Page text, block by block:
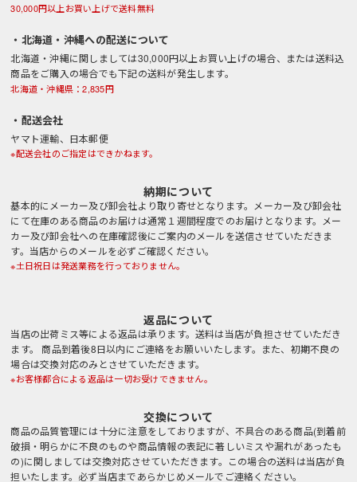
30,000円以上お買い上げで送料無料
・北海道・沖縄への配送について
北海道・沖縄に関しましては30,000円以上お買い上げの場合、または送料込
商品をご購入の場合でも下記の送料が発生します。
北海道・沖縄県：2,835円
・配送会社
ヤマト運輸、日本郵便
※配送会社のご指定はできかねます。
納期について
基本的にメーカー及び卸会社より取り寄せとなります。メーカー及び卸会社
にて在庫のある商品のお届けは通常１週間程度でのお届けとなります。メー
カー及び卸会社への在庫確認後にご案内のメールを送信させていただきま
す。当店からのメールを必ずご確認ください。
※土日祝日は発送業務を行っておりません。
返品について
当店の出荷ミス等による返品は承ります。送料は当店が負担させていただき
ます。 商品到着後8日以内にご連絡をお願いいたします。また、初期不良の
場合は交換対応のみとさせていただきます。
※お客様都合による返品は一切お受けできません。
交換について
商品の品質管理には十分に注意をしておりますが、不具合のある商品(到着前
破損・明らかに不良のものや商品情報の表記に著しいミスや漏れがあったも
の)に関しましては交換対応させていただきます。この場合の送料は当店が負
担いたします。必ず当店まであらかじめメールでご連絡ください。